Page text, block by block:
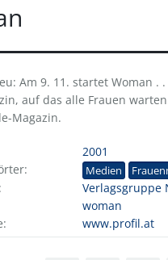
Am 9. 11. startet Woman .
auf das alle Frauen
Magazin.
2001
Medien
Verlagsgruppe
woman
www.profil.at